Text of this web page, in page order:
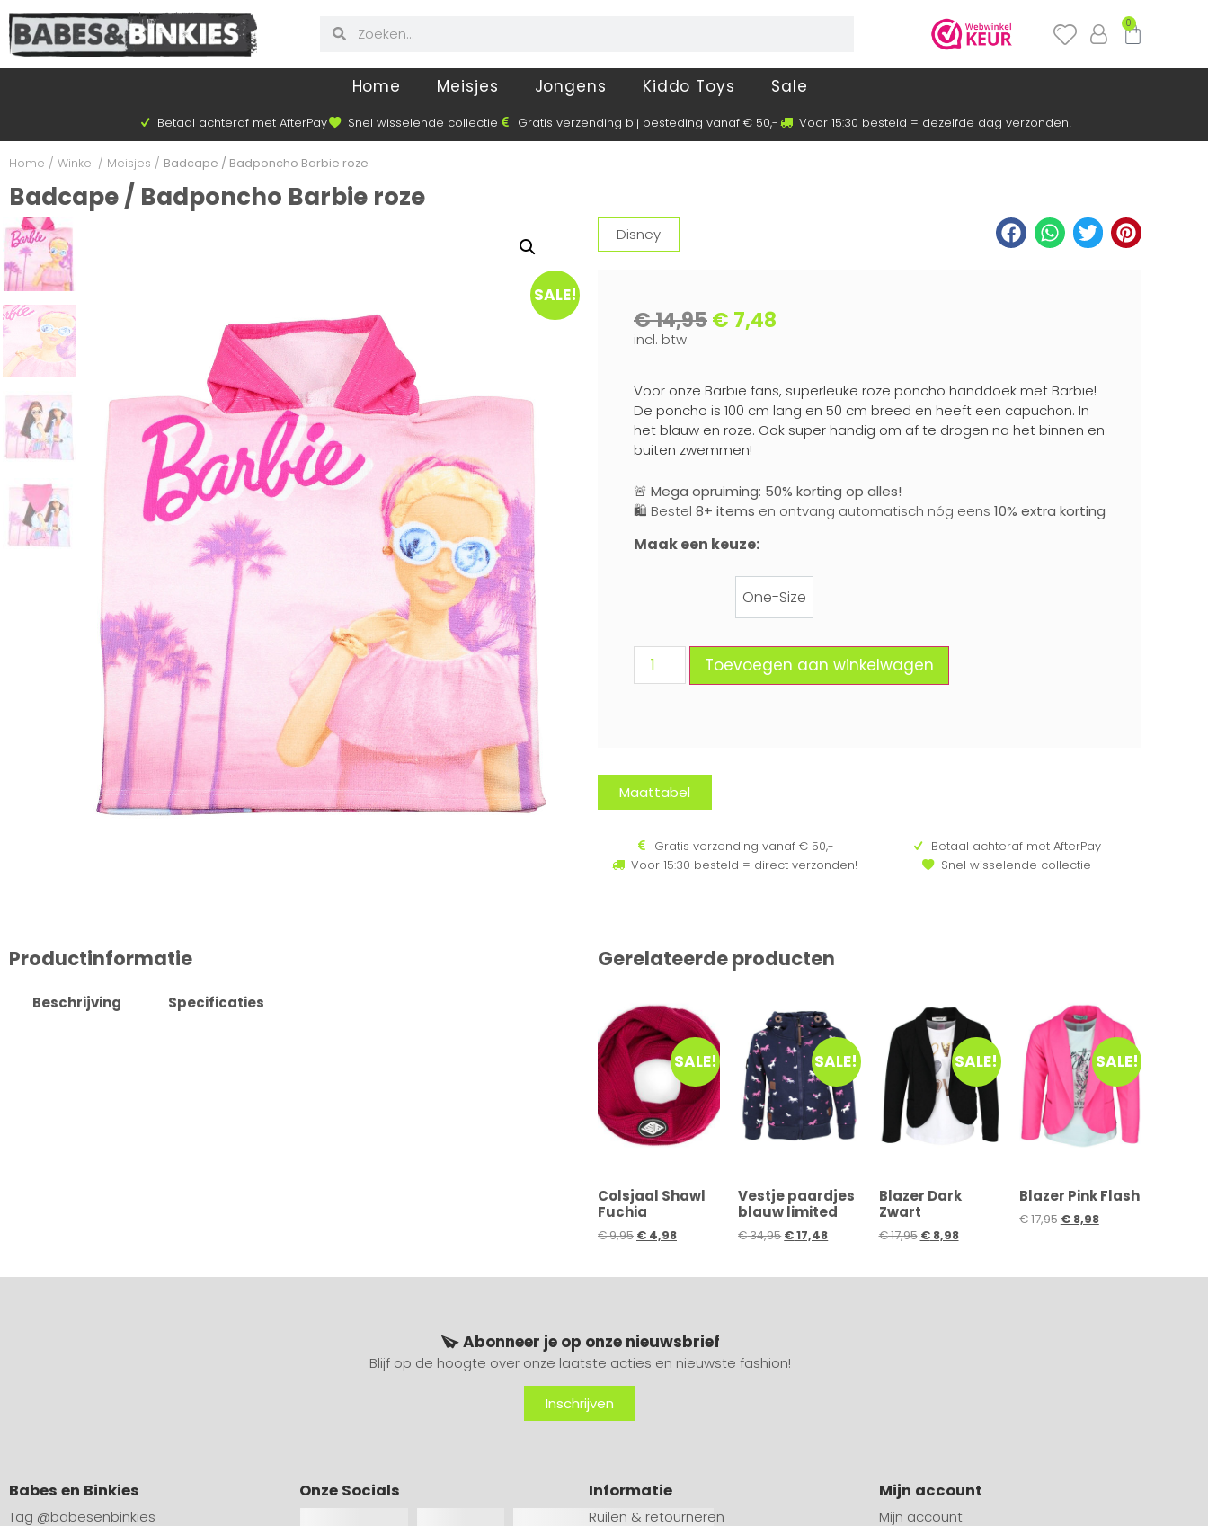
0
Home Meisjes Jongens Kiddo Toys Sale
Betaal achteraf met AfterPay Snel wisselende collectie Gratis verzending bij besteding vanaf € 50,- Voor 15:30 besteld = dezelfde dag verzonden!
Home / Winkel / Meisjes / Badcape / Badponcho Barbie roze
Badcape / Badponcho Barbie roze
SALE!
Disney
€14,95€ 7,48
incl. btw
Voor onze Barbie fans, superleuke roze poncho handdoek met Barbie!
De poncho is 100 cm lang en 50 cm breed en heeft een capuchon. In
het blauw en roze. Ook super handig om af te drogen na het binnen en
buiten zwemmen!
🚨 Mega opruiming: 50% korting op alles!
🛍️ Bestel 8+ items en ontvang automatisch nóg eens 10% extra korting
Maak een keuze:
One-Size
One-Size
Toevoegen aan winkelwagen
Maattabel
Gratis verzending vanaf € 50,-
Voor 15:30 besteld = direct verzonden!
Betaal achteraf met AfterPay
Snel wisselende collectie
Productinformatie
Beschrijving Specificaties
Gerelateerde producten
SALE!
Colsjaal Shawl
Fuchia
€9,95 € 4,98
SALE!
Vestje paardjes
blauw limited
€34,95 €17,48
SALE!
Blazer Dark
Zwart
€17,95 €8,98
SALE!
Blazer Pink Flash
€17,95 €8,98
Abonneer je op onze nieuwsbrief
Blijf op de hoogte over onze laatste acties en nieuwste fashion!
Inschrijven
Babes en Binkies
Tag @babesenbinkies
Onze Socials Informatie
Ruilen & retourneren
Mijn account
Mijn account